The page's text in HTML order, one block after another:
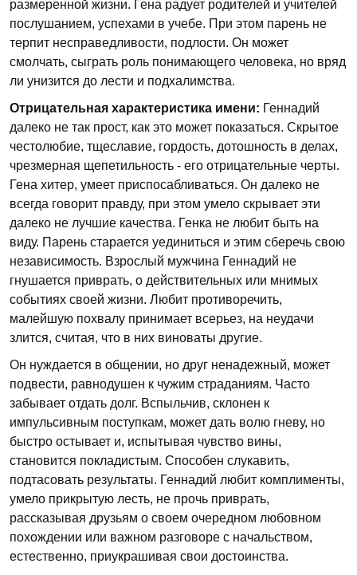
размеренной жизни. Гена радует родителей и учителей
послушанием, успехами в учебе. При этом парень не
терпит несправедливости, подлости. Он может
смолчать, сыграть роль понимающего человека, но вряд
ли унизится до лести и подхалимства.
Отрицательная характеристика имени: Геннадий
далеко не так прост, как это может показаться. Скрытое
честолюбие, тщеславие, гордость, дотошность в делах,
чрезмерная щепетильность - его отрицательные черты.
Гена хитер, умеет приспосабливаться. Он далеко не
всегда говорит правду, при этом умело скрывает эти
далеко не лучшие качества. Генка не любит быть на
виду. Парень старается уединиться и этим сберечь свою
независимость. Взрослый мужчина Геннадий не
гнушается приврать, о действительных или мнимых
событиях своей жизни. Любит противоречить,
малейшую похвалу принимает всерьез, на неудачи
злится, считая, что в них виноваты другие.
Он нуждается в общении, но друг ненадежный, может
подвести, равнодушен к чужим страданиям. Часто
забывает отдать долг. Вспыльчив, склонен к
импульсивным поступкам, может дать волю гневу, но
быстро остывает и, испытывая чувство вины,
становится покладистым. Способен слукавить,
подтасовать результаты. Геннадий любит комплименты,
умело прикрытую лесть, не прочь приврать,
рассказывая друзьям о своем очередном любовном
похождении или важном разговоре с начальством,
естественно, приукрашивая свои достоинства.